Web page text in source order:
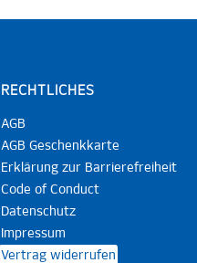
RECHTLICHES
AGB
AGB Geschenkkarte
Erklärung zur Barrierefreiheit
Code of Conduct
Datenschutz
Impressum
Vertrag widerrufen